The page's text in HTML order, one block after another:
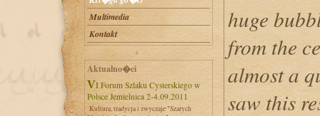
Multimedia
Kontakt
Aktualno�ci
VI Forum Szlaku Cysterskiego w
Polsce Jemielnica 2-4.09.2011
Kultura, tradycja i zwyczaje "Szarych
huge
from the
almost a
saw this